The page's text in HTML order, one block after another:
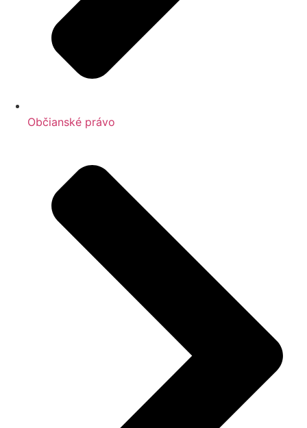
Občianské právo